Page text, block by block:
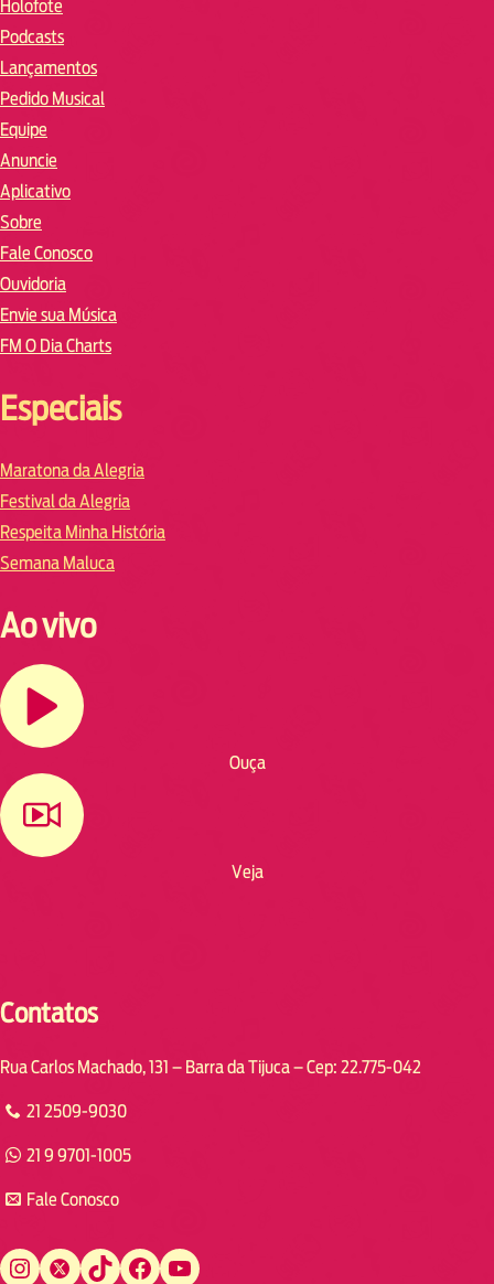
Holofote
Podcasts
Lançamentos
Pedido Musical
Equipe
Anuncie
Aplicativo
Sobre
Fale Conosco
Ouvidoria
Envie sua Música
FM O Dia Charts
Especiais
Maratona da Alegria
Festival da Alegria
Respeita Minha História
Semana Maluca
Ao vivo
Ouça
Veja
Contatos
Rua Carlos Machado, 131 – Barra da Tijuca – Cep: 22.775-042
21 2509-9030
21 9 9701-1005
Fale Conosco
Instagram Twitter TikTok Facebook YouTube